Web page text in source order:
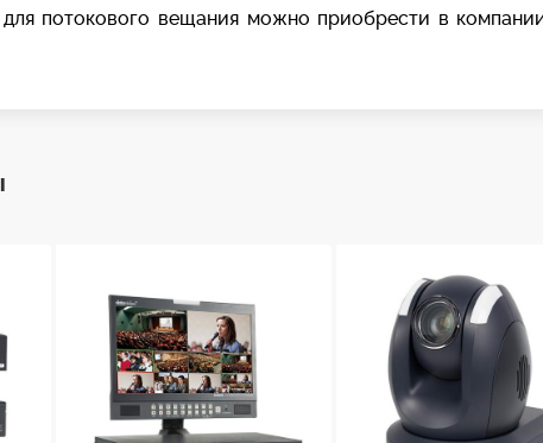
потокового вещания можно приобрести в